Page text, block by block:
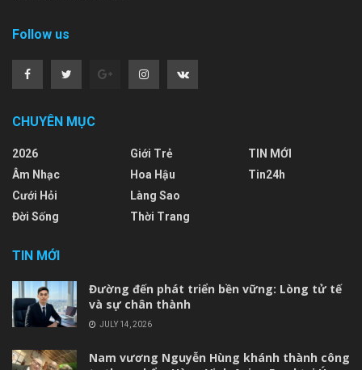
Follow us
CHUYÊN MỤC
2026
Âm Nhạc
Cưới Hỏi
Đời Sống
Giới Trẻ
Hoa Hậu
Làng Sao
Thời Trang
TIN MỚI
Tin24h
TIN MỚI
Đường đến phát triển bền vững: Lòng tử tế
và sự chân thành
JULY 14, 2026
Nam vương Nguyễn Hùng khánh thành công